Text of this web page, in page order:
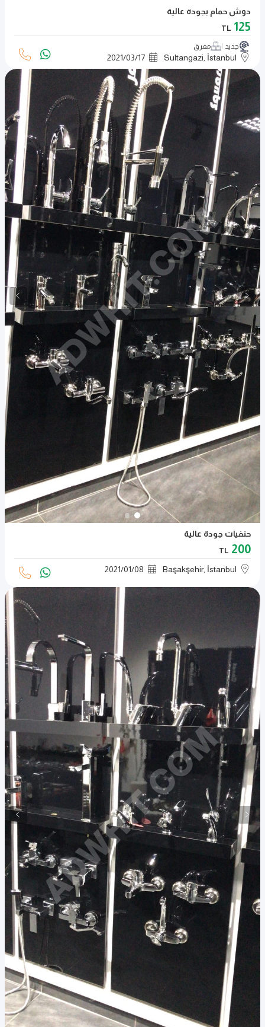
دوش حمام بجودة عالية
125
TL
جديد مفرق
Sultangazi, İstanbul
2021/03/17
حنفيات جودة عالية
200
TL
Başakşehir, İstanbul
2021/01/08